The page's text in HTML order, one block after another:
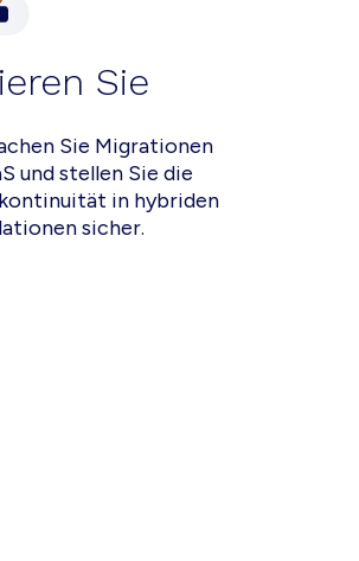
Sie
Sie Migrationen
und stellen Sie die
in hybriden
sicher.